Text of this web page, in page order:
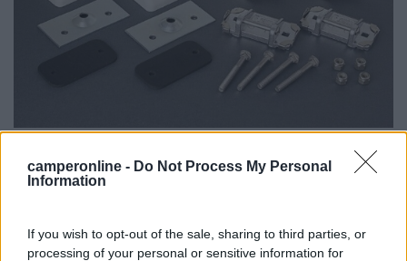
camperonline - Do Not Process My Personal
Information
If you wish to opt-out of the sale, sharing to third parties, or
processing of your personal or sensitive information for